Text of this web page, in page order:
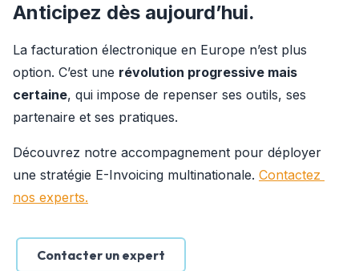
Anticipez dès aujourd’hui.
La facturation électronique en Europe n’est plus
option. C’est une révolution progressive mais
certaine, qui impose de repenser ses outils, ses
partenaire et ses pratiques.
Découvrez notre accompagnement pour déployer
une stratégie E-Invoicing multinationale. Contactez
nos experts.
Contacter un expert